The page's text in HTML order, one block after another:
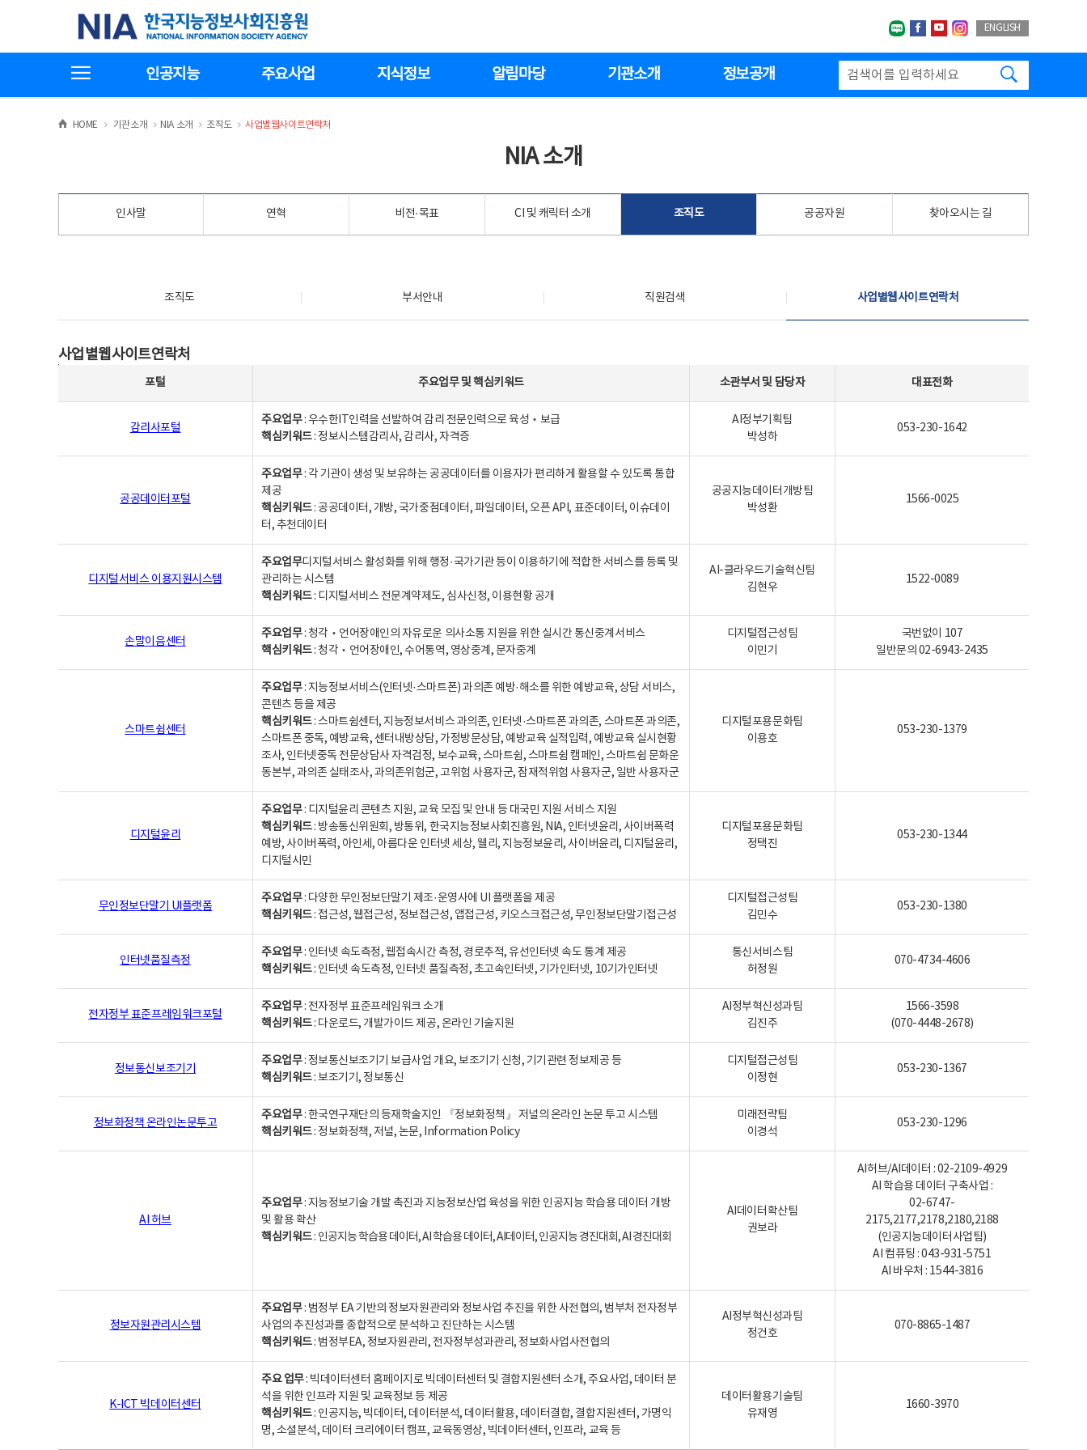
기
한국지능정보사회진흥원
네이버블로그
페이스북
유투브인스타그랩
ENGLISH
인공지능 주요사업 지식정보 알림마당 기관소개 정보공개
HOME >
기관소개 >NIA 소개 >
조직도 >
사업별웹사이트연락처
NIA 소개
인사말 연혁 비전·목표 CI 및 캐릭터 소개 조직도 공공자원 찾아오시는 길
조직도 부서안내 직원검색 사업별웹사이트연락처
사업별웹사이트연락처
포털 주요업무및핵심키워드 소관부서 및 담당자 대표전화
감리사포털
주요업무: 우수한IT인력을 선발하여 감리 전문인력으로 육성‧보급
핵심키워드: 정보시스템감리사, 감리사, 자격증
AI정부기획팀
박성하
053-230-1642
공공데이터포털
주요업무: 각 기관이 생성 및 보유하는 공공데이터를 이용자가 편리하게 활용할 수 있도록 통합
제공
핵심키워드: 공공데이터, 개방, 국가중점데이터, 파일데이터, 오픈 API, 표준데이터, 이슈데이
터, 추천데이터
공공지능데이터개방팀
박성환
1566-0025
디지털서비스 이용지원시스템
주요업무디지털서비스 활성화를 위해 행정·국가기관 등이 이용하기에 적합한 서비스를 등록 및
관리하는 시스템
핵심키워드: 디지털서비스 전문계약제도, 심사신청, 이용현황 공개
AI-클라우드기술혁신팀
김현우
1522-0089
손말이음센터
주요업무: 청각‧언어장애인의 자유로운 의사소통 지원을 위한 실시간 통신중계서비스
핵심키워드: 청각‧언어장애인, 수어통역, 영상중계, 문자중계
디지털접근성팀
이민기
국번없이 107
일반문의 02-6943-2435
스마트쉼센터
주요업무: 지능정보서비스(인터넷·스마트폰) 과의존 예방·해소를 위한 예방교육, 상담 서비스,
콘텐츠 등을 제공
핵심키워드: 스마트쉼센터, 지능정보서비스 과의존, 인터넷·스마트폰 과의존, 스마트폰 과의존,
스마트폰 중독, 예방교육, 센터내방상담, 가정방문상담, 예방교육 실적입력, 예방교육 실시현황
조사, 인터넷중독 전문상담사 자격검정, 보수교육, 스마트쉼, 스마트쉼 캠페인, 스마트쉼 문화운
동본부, 과의존 실태조사, 과의존위험군, 고위험 사용자군, 잠재적위험 사용자군, 일반 사용자군
디지털포용문화팀
이용호
053-230-1379
디지털윤리
주요업무: 디지털윤리 콘텐츠 지원, 교육 모집 및 안내 등 대국민 지원 서비스 지원
핵심키워드: 방송통신위원회, 방통위, 한국지능정보사회진흥원, NIA, 인터넷윤리, 사이버폭력
예방, 사이버폭력, 아인세, 아름다운 인터넷 세상, 웰리, 지능정보윤리, 사이버윤리, 디지털윤리,
디지털시민
디지털포용문화팀
정택진
053-230-1344
무인정보단말기 UI플랫폼
주요업무: 다양한 무인정보단말기 제조·운영사에 UI 플랫폼을 제공
핵심키워드: 접근성, 웹접근성, 정보접근성, 앱접근성, 키오스크접근성, 무인정보단말기접근성
디지털접근성팀
김민수
053-230-1380
인터넷품질측정
주요업무: 인터넷 속도측정, 웹접속시간 측정, 경로추적, 유선인터넷 속도 통계 제공
핵심키워드: 인터넷 속도측정, 인터넷 품질측정, 초고속인터넷, 기가인터넷, 10기가인터넷
통신서비스팀
허정원
070-4734-4606
전자정부 표준프레임워크포털
주요업무: 전자정부 표준프레임워크 소개
핵심키워드: 다운로드, 개발가이드 제공, 온라인 기술지원
AI정부혁신성과팀
김진주
1566-3598
(070-4448-2678)
정보통신보조기기
주요업무: 정보통신보조기기 보급사업 개요, 보조기기 신청, 기기관련 정보제공 등
핵심키워드: 보조기기, 정보통신
디지털접근성팀
이정현
053-230-1367
정보화정책 온라인논문투고
주요업무: 한국연구재단의 등재학술지인 『정보화정책』 저널의 온라인 논문 투고 시스템
핵심키워드: 정보화정책, 저널, 논문, Information Policy
미래전략팀
이경석
053-230-1296
AI 허브
주요업무: 지능정보기술 개발 촉진과 지능정보산업 육성을 위한 인공지능 학습용 데이터 개방
및 활용 확산
핵심키워드: 인공지능 학습용 데이터, AI 학습용 데이터, AI데이터, 인공지능 경진대회, AI 경진대회
AI데이터확산팀
권보라
AI허브/AI데이터 : 02-2109-4929
AI 학습용 데이터 구축사업 :
02-6747-
2175,2177,2178,2180,2188
(인공지능데이터사업팀)
AI 컴퓨팅 : 043-931-5751
AI 바우처 : 1544-3816
정보자원관리시스템
주요업무: 범정부 EA 기반의 정보자원관리와 정보사업 추진을 위한 사전협의, 범부처 전자정부
사업의 추진성과를 종합적으로 분석하고 진단하는 시스템
핵심키워드: 범정부EA, 정보자원관리, 전자정부성과관리, 정보화사업사전협의
AI정부혁신성과팀
정건호
070-8865-1487
K-ICT 빅데이터센터
주요 업무: 빅데이터센터 홈페이지로 빅데이터센터 및 결합지원센터 소개, 주요사업, 데이터 분
석을 위한 인프라 지원 및 교육정보 등 제공
핵심키워드: 인공지능, 빅데이터, 데이터분석, 데이터활용, 데이터결합, 결합지원센터, 가명익
명, 소셜분석, 데이터 크리에이터 캠프, 교육동영상, 빅데이터센터, 인프라, 교육 등
데이터활용기술팀
유재영
1660-3970